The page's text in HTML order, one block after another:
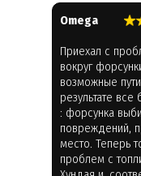
Omega
Приехал с
вокруг
возможные
результате
: форсунка
повреждений,
место. Теперь
проблем с